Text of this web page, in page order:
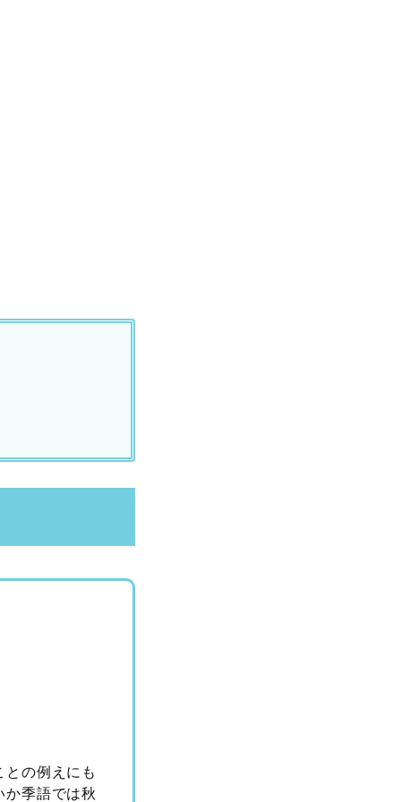
との例えにも
季語では秋